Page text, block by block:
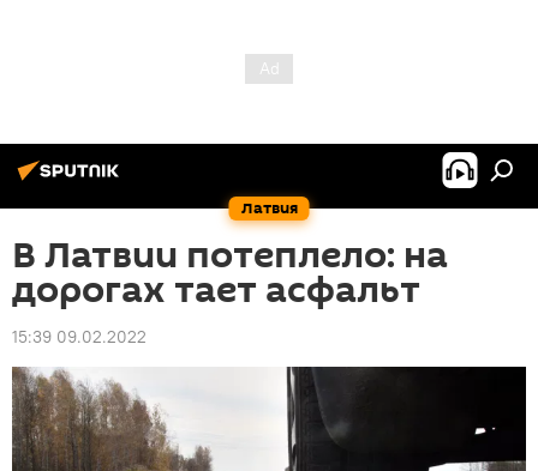
Латвия
В Латвии потеплело: на
дорогах тает асфальт
15:39 09.02.2022